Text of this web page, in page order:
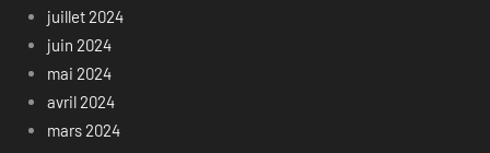
juillet 2024
juin 2024
mai 2024
avril 2024
mars 2024